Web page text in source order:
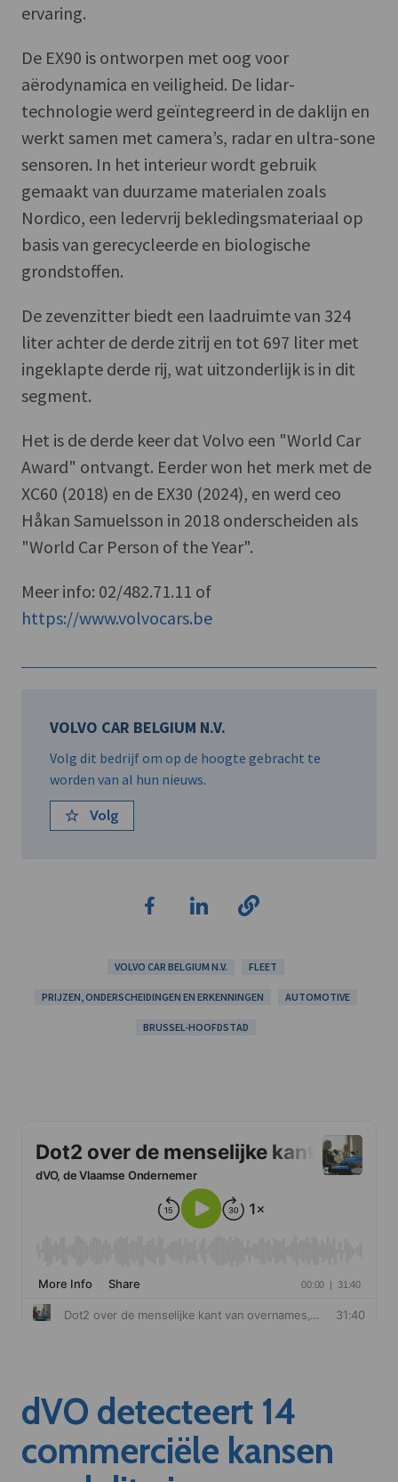
ervaring.
De EX90 is ontworpen met oog voor
aërodynamica en veiligheid. De lidar-
technologie werd geïntegreerd in de daklijn en
werkt samen met camera’s, radar en ultra-sone
sensoren. In het interieur wordt gebruik
gemaakt van duurzame materialen zoals
Nordico, een ledervrij bekledingsmateriaal op
basis van gerecycleerde en biologische
grondstoffen.
De zevenzitter biedt een laadruimte van 324
liter achter de derde zitrij en tot 697 liter met
ingeklapte derde rij, wat uitzonderlijk is in dit
segment.
Het is de derde keer dat Volvo een "World Car
Award" ontvangt. Eerder won het merk met de
XC60 (2018) en de EX30 (2024), en werd ceo
Håkan Samuelsson in 2018 onderscheiden als
"World Car Person of the Year".
Meer info: 02/482.71.11 of
https://www.volvocars.be
VOLVO CAR BELGIUM N.V.
Volg dit bedrijf om op de hoogte gebracht te
worden van al hun nieuws.
Volg
VOLVO CAR BELGIUM N.V. FLEET
PRIJZEN, ONDERSCHEIDINGEN EN ERKENNINGEN AUTOMOTIVE
BRUSSEL-HOOFDSTAD
dVO detecteert 14
commerciële kansen